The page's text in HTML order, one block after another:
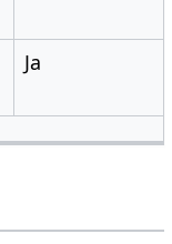
Ja